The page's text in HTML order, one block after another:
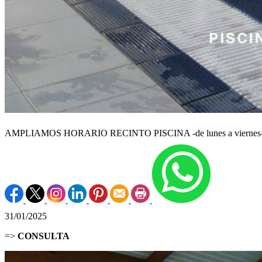
AMPLIAMOS HORARIO RECINTO PISCINA -de lunes a
31/01/2025
=> CONSULTA